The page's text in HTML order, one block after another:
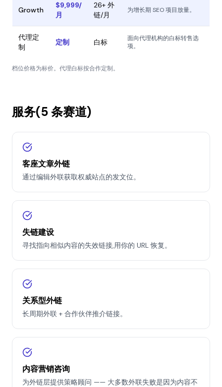
Growth
$9,999/
月
26+ 外
链/月
为增长期 SEO 项目放量。
代理定
制
定制 白标
面向代理机构的白标转售选
项。
档位价格为标价。代理白标按合作定制。
服务(5 条赛道)
客座文章外链
通过编辑外联获取权威站点的发文位。
失链建设
寻找指向相似内容的失效链接,用你的 URL 恢复。
关系型外链
长周期外联 + 合作伙伴推介链接。
内容营销咨询
为外链层提供策略顾问 —— 大多数外联失败是因为内容不